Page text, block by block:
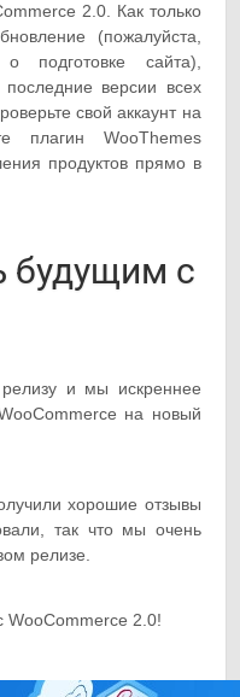
2.0. Как только
(пожалуйста,
подготовке сайта),
версии всех
свой аккаунт на
плагин WooThemes
продуктов прямо в
будущим с
и мы искреннее
на новый
хорошие отзывы
так что мы очень
релизе.
2.0!